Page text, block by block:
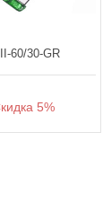
60/30-GR
5%